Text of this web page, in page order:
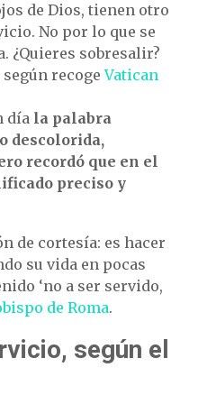
de Dios, tienen otro
No por lo que se
¿Quieres sobresalir?
recogeVatican
día la palabra
descolorida,
recordó que en el
preciso y
de cortesía: es hacer
su vida en pocas
‘no a ser servido,
de Roma.
según el